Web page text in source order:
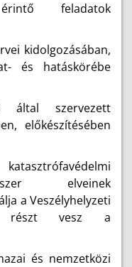
érintő feladatok
kidolgozásában,
és hatáskörébe
által szervezett
előkészítésében
elveinek
a Veszélyhelyzeti
részt vesz a
és nemzetközi